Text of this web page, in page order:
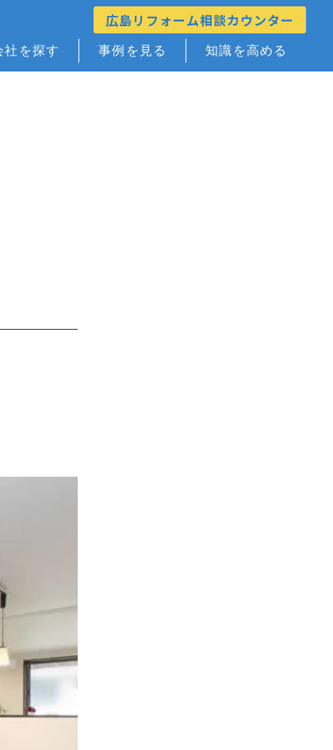
社を探す 事例を見る 知識を高める
広島リフォーム相談カウンター